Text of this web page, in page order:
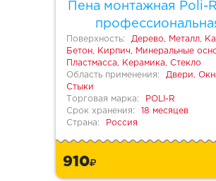
Пена монтажная Poli-
Поверхность:
Дерево, Металл,
Бетон, Кирпич, Минеральные
Пластмасса, Керамика, Стекло
Область применения:
Двери,
Стыки
Торговая марка:
POLI-R
Срок хранения:
18 месяцев
Страна:
Россия
910